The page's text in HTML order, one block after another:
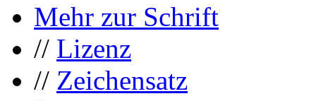
Mehr zur Schrift
// Lizenz
// Zeichensatz